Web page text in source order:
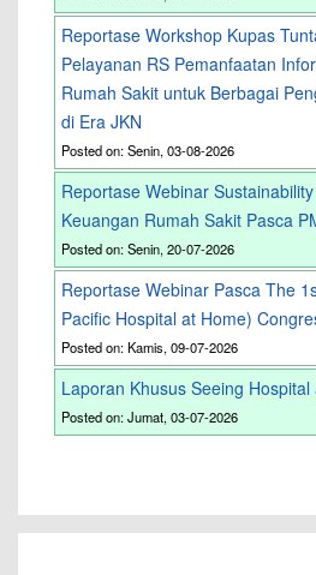
Reportase Workshop Kupas
Pelayanan RS Pemanfaatan
Rumah Sakit untuk Berbagai
di Era JKN
Posted on: Senin, 03-08-2026
Reportase Webinar
Keuangan Rumah Sakit Pasca
Posted on: Senin, 20-07-2026
Reportase Webinar Pasca The
Pacific Hospital at Home)
Posted on: Kamis, 09-07-2026
Laporan Khusus Seeing
Posted on: Jumat, 03-07-2026